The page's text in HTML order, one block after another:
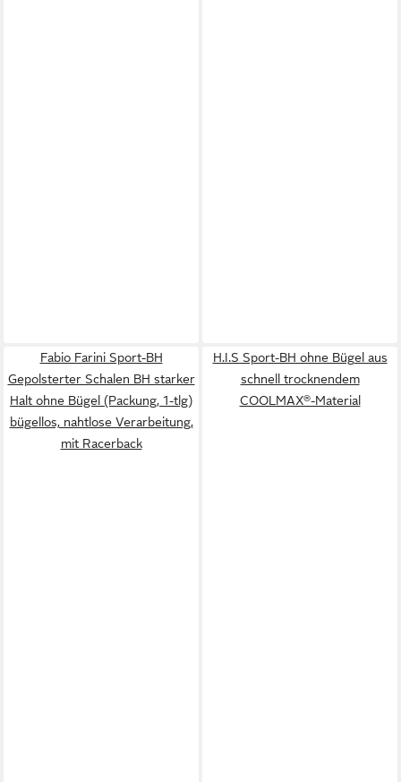
Fabio Farini Sport-BH
Gepolsterter Schalen BH starker
Halt ohne Bügel (Packung, 1-tlg)
bügellos, nahtlose Verarbeitung,
mit Racerback
H.I.S Sport-BH ohne Bügel aus
schnell trocknendem
COOLMAX®-Material